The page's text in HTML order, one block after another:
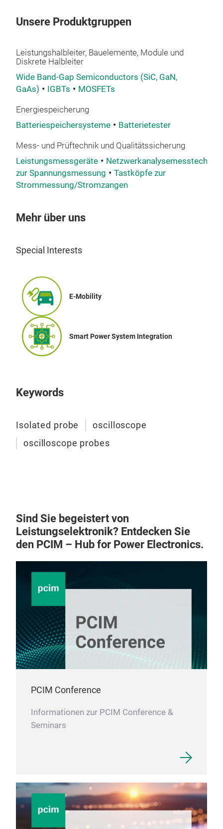
Unsere Produktgruppen
Leistungshalbleiter, Bauelemente, Module und
Diskrete Halbleiter
Wide Band-Gap Semiconductors (SiC, GaN,
GaAs)
IGBTs MOSFETs
Energiespeicherung
Batteriespeichersysteme
Batterietester
Mess- und Prüftechnik und Qualitätssicherung
Leistungsmessgeräte
Netzwerkanalysemesstechnik
zur Spannungsmessung
Tastköpfe zur
Strommessung/Stromzangen
Mehr über uns
Special Interests
E-Mobility
Smart Power System Integration
Keywords
Isolated probe
oscilloscope
oscilloscope probes
Sind Sie begeistert von
Leistungselektronik? Entdecken Sie
den PCIM – Hub for Power Electronics.
PCIM Conference
Informationen zur PCIM Conference &
Seminars